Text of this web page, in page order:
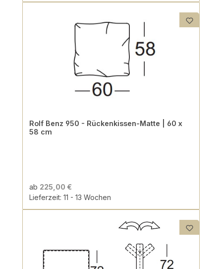
Rolf Benz 950 - Rückenkissen-Matte | 60 x
58 cm
ab 225,00 €
Lieferzeit: 11 - 13 Wochen